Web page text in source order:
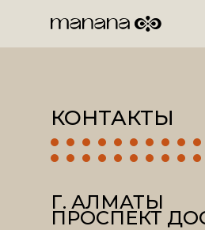
КОНТАКТЫ
Г. АЛМАТЫ
ПРОСПЕКТ